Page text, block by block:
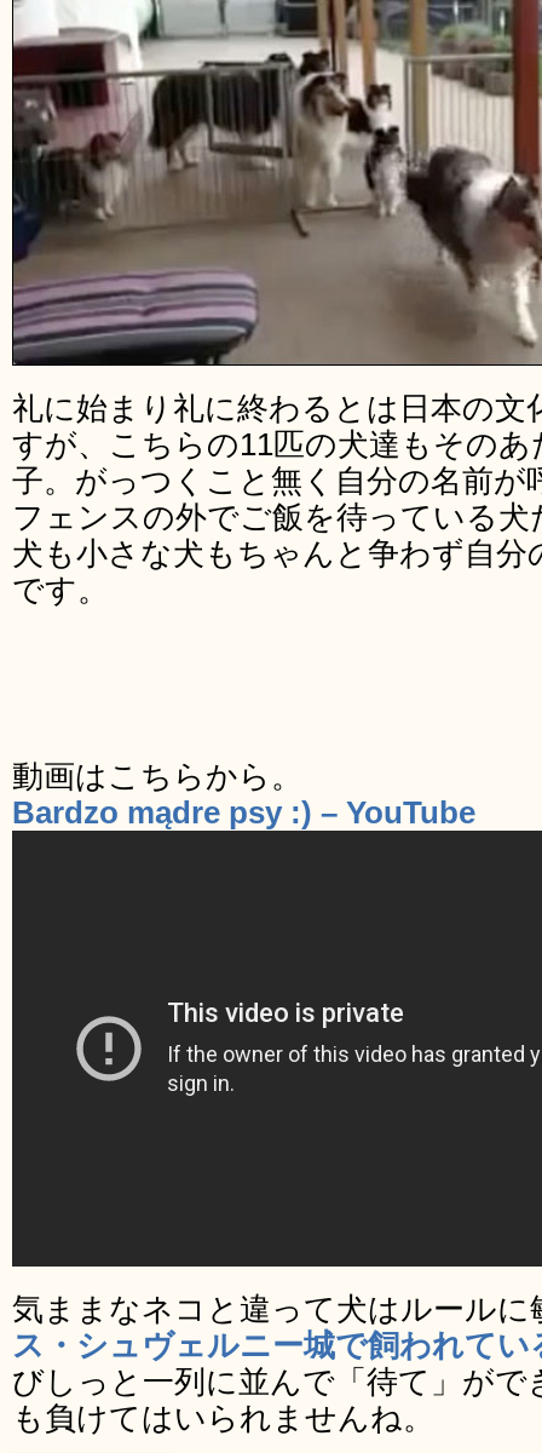
礼に始まり礼に終わるとは日本の文
すが、こちらの11匹の犬達もその
子。がっつくこと無く自分の名前が
フェンスの外でご飯を待っている
犬も小さな犬もちゃんと争わず自
です。
動画はこちらから。
Bardzo mądre psy :) – YouTube
気ままなネコと違って犬はルールに
ス・シュヴェルニー城で飼われてい
びしっと一列に並んで「待て」がで
も負けてはいられませんね。